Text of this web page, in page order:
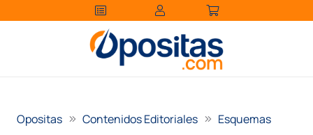
Opositas Contenidos Editoriales Esquemas